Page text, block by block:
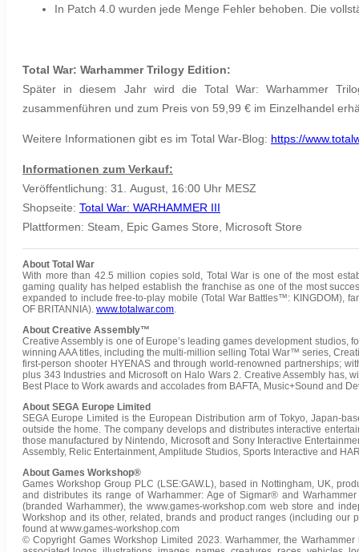
In Patch 4.0 wurden jede Menge Fehler behoben. Die
Total War: Warhammer Trilogy Edition:
Später in diesem Jahr wird die Total War: Warhammer
zusammenführen und zum Preis von 59,99 € im Einzelhandel
Weitere Informationen gibt es im Total War-Blog: https://
Informationen zum Verkauf:
Veröffentlichung: 31. August, 16:00 Uhr MESZ
Shopseite: Total War: WARHAMMER III
Plattformen: Steam, Epic Games Store, Microsoft Store
About Total War
With more than 42.5 million copies sold, Total War is one of the most
gaming quality has helped establish the franchise as one of the most
expanded to include free-to-play mobile (Total War Battles™: KINGDOM),
OF BRITANNIA). www.totalwar.com.
About Creative Assembly™
Creative Assembly is one of Europe’s leading games development
winning AAA titles, including the multi-million selling Total War™ series,
first-person shooter HYENAS and through world-renowned partnerships;
plus 343 Industries and Microsoft on Halo Wars 2. Creative Assembly has,
Best Place to Work awards and accolades from BAFTA, Music+Sound and
About SEGA Europe Limited
SEGA Europe Limited is the European Distribution arm of Tokyo, Japan-
outside the home. The company develops and distributes interactive
those manufactured by Nintendo, Microsoft and Sony Interactive
Assembly, Relic Entertainment, Amplitude Studios, Sports Interactive and
About Games Workshop®
Games Workshop Group PLC (LSE:GAW.L), based in Nottingham, UK,
and distributes its range of Warhammer: Age of Sigmar® and
(branded Warhammer), the www.games-workshop.com web store and
Workshop and its other, related, brands and product ranges (including our
found at www.games-workshop.com
© Copyright Games Workshop Limited 2023. Warhammer, the